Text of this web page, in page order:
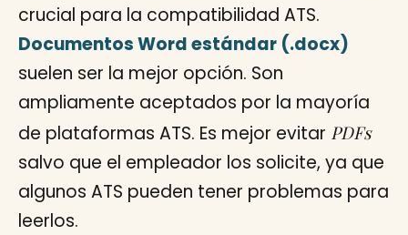
crucial para la compatibilidad ATS.
Documentos Word estándar (.docx)
suelen ser la mejor opción. Son
ampliamente aceptados por la mayoría
de plataformas ATS. Es mejor evitar PDFs
salvo que el empleador los solicite, ya que
algunos ATS pueden tener problemas para
leerlos.